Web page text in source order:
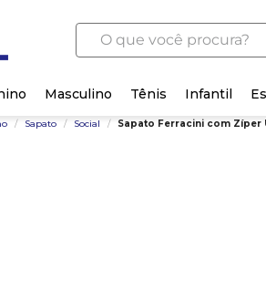
O que você procura?
Masculino Tênis Infantil
/ Sapato / Social / Sapato Ferracini com Zíper